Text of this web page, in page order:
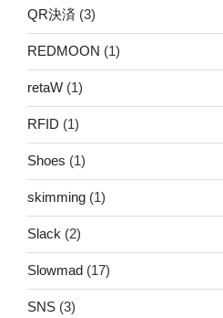
QR決済 (3)
REDMOON (1)
retaW (1)
RFID (1)
Shoes (1)
skimming (1)
Slack (2)
Slowmad (17)
SNS (3)